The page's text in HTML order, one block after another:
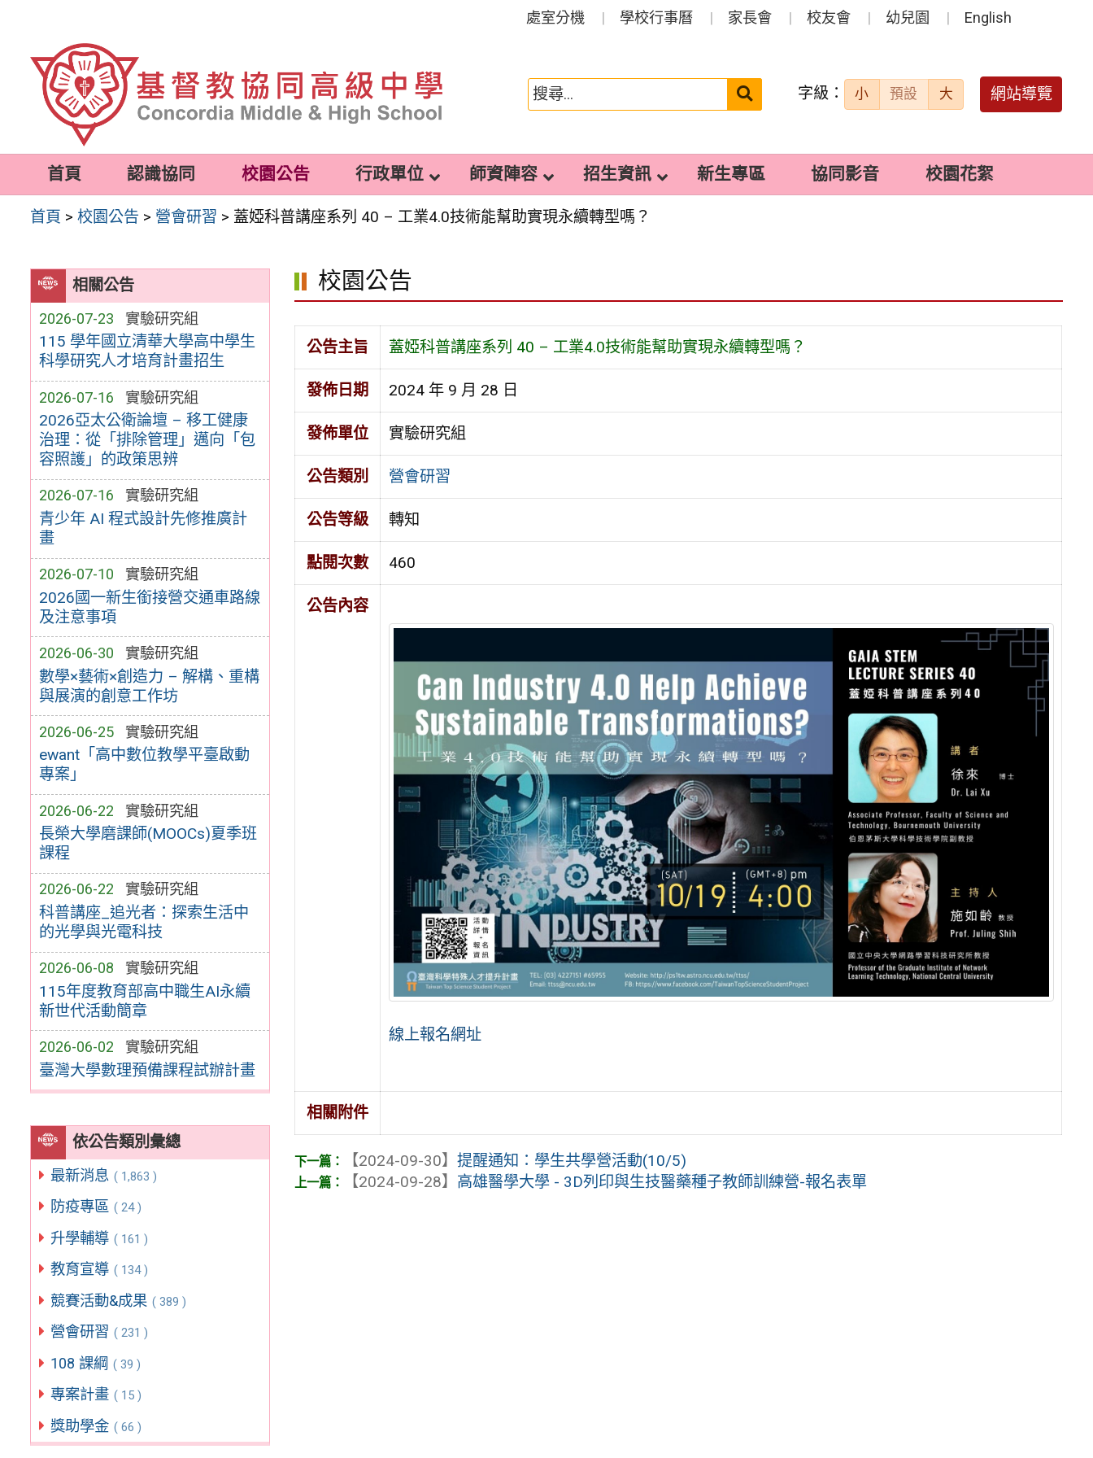
容
處室分機 學校行事曆 家長會 校友會 幼兒園 English
搜
送出 字級： 小 預設 大 網站導覽
首頁 認識協同 校園公告 行政單位 師資陣容 招生資訊 新生專區 協同影音 校園花絮
首頁 >校園公告 > 營會研習 > 蓋婭科普講座系列 40 – 工業4.0技術能幫助實現永續轉型嗎？
相關公告
2026-07-23 實驗研究組
115 學年國立清華大學高中學生
科學研究人才培育計畫招生
2026-07-16 實驗研究組
2026亞太公衛論壇 – 移工健康
治理：從「排除管理」邁向「包
容照護」的政策思辨
2026-07-16 實驗研究組
青少年 AI 程式設計先修推廣計
畫
2026-07-10 實驗研究組
2026國一新生銜接營交通車路線
及注意事項
2026-06-30 實驗研究組
數學×藝術×創造力 – 解構、重構
與展演的創意工作坊
2026-06-25 實驗研究組
ewant「高中數位教學平臺啟動
專案」
2026-06-22 實驗研究組
長榮大學磨課師(MOOCs)夏季班
課程
2026-06-22 實驗研究組
科普講座_追光者：探索生活中
的光學與光電科技
2026-06-08 實驗研究組
115年度教育部高中職生AI永續
新世代活動簡章
2026-06-02 實驗研究組
臺灣大學數理預備課程試辦計畫
依公告類別彙總
最新消息 ( 1,863 )
防疫專區 ( 24 )
升學輔導 ( 161 )
教育宣導 ( 134 )
競賽活動&成果 ( 389 )
營會研習 ( 231 )
108 課綱 ( 39 )
專案計畫 ( 15 )
獎助學金 ( 66 )
校園公告
公告主旨 蓋婭科普講座系列 40 – 工業4.0技術能幫助實現永續轉型嗎？
發佈日期 2024 年 9 月 28 日
發佈單位 實驗研究組
公告類別 營會研習
公告等級 轉知
點閱次數 460
公告內容
線上報名網址
相關附件
【2024-09-30】提醒通知：學生共學營活動(10/5)
【2024-09-28】 高雄醫學大學 - 3D列印與生技醫藥種子教師訓練營-報名表單